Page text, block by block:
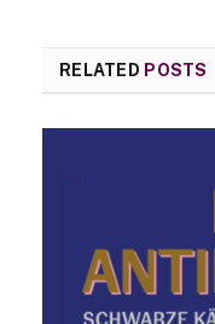
RELATED POSTS